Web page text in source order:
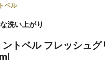
ベル
洗い上がり
トベル フレッシュグ